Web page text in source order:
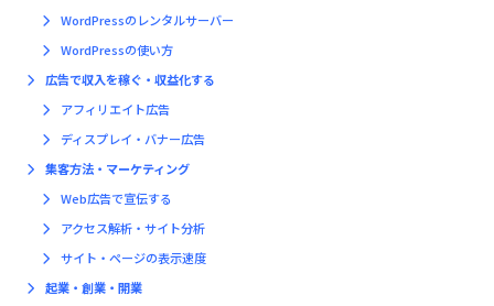
WordPressのレンタルサーバー
WordPressの使い方
広告で収入を稼ぐ・収益化する
アフィリエイト広告
ディスプレイ・バナー広告
集客方法・マーケティング
Web広告で宣伝する
アクセス解析・サイト分析
サイト・ページの表示速度
起業・創業・開業